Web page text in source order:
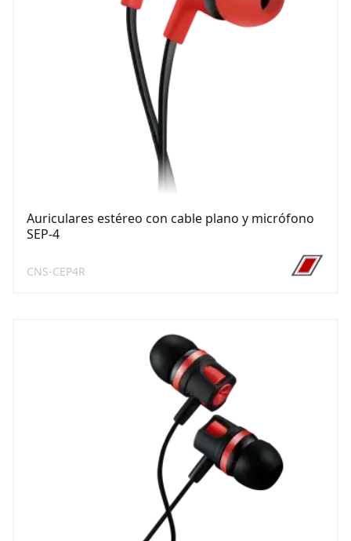
Auriculares estéreo con cable plano y micrófono
SEP-4
CNS-CEP4R